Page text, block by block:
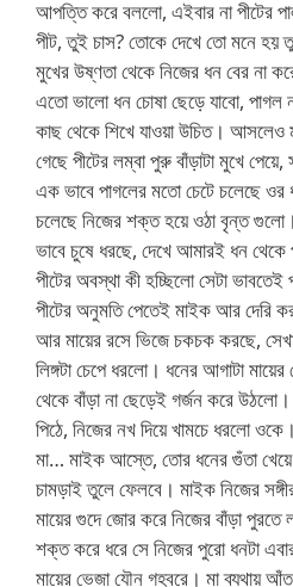
আপত্তি করে বললো, এইবার না পীটের
পীট, তুই চাস? তোকে দেখে তো মনে হয়
মুখের উষ্ণতা থেকে নিজের ধন বের না
এতো ভালো ধন চোষা ছেড়ে যাবো, পাগল
কাছ থেকে শিখে যাওয়া উচিত। আসলেও
গেছে পীটের লম্বা পুরু বাঁড়াটা মুখে পেয়ে,
এক ভাবে পাগলের মতো চেটে চলেছে ওর
চলেছে নিজের শক্ত হয়ে ওঠা বৃন্ত
ভাবে চুষে ধরছে, দেখে আমারই ধন থেকে
পীটের অবস্থা কী হচ্ছিলো সেটা ভাবতেই
পীটের অনুমতি পেতেই মাইক আর দেরি
আর মায়ের রসে ভিজে চকচক করছে,
লিঙ্গটা চেপে ধরলো। ধনের আগাটা
থেকে বাঁড়া না ছেড়েই গর্জন করে
পিঠে, নিজের নখ দিয়ে খামচে ধরলো
মা… মাইক আস্তে, তোর ধনের গুঁতা
চামড়াই তুলে ফেলবে। মাইক নিজের
মায়ের গুদে জোর করে নিজের বাঁড়া পুরতে
শক্ত করে ধরে সে নিজের পুরো ধনটা
মায়ের ভেজা যৌন গহ্বরে। মা ব্যথায়